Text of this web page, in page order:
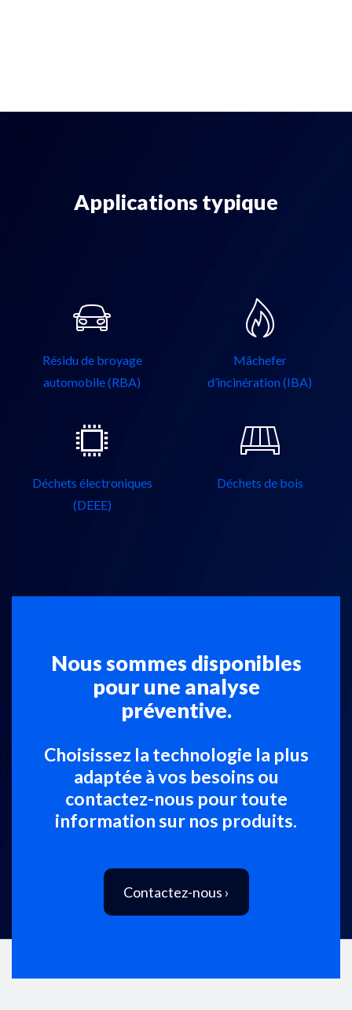
Applications typique
Résidu de broyage
automobile (RBA)
Mâchefer
d’incinération (IBA)
Déchets électroniques
(DEEE)
Déchets de bois
Nous sommes disponibles
pour une analyse
préventive.
Choisissez la technologie la plus
adaptée à vos besoins ou
contactez-nous pour toute
information sur nos produits.
Contactez-nous ›